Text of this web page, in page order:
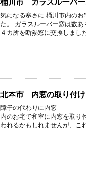
桶川市 ガラスルーバー
気になる寒さに 桶川市内の
た。 ガラスルーバー窓は数
４カ所を断熱窓に交換しまし
北本市 内窓の取り付け
障子の代わ
内のお宅で和室に内窓を取り
われるかもしれませんが、こ